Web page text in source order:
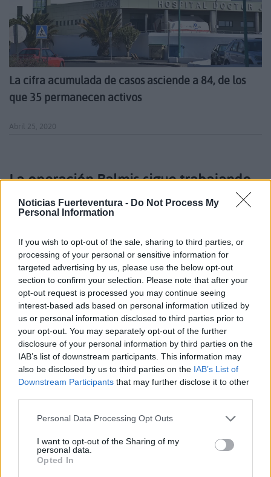
Noticias Fuerteventura - Do Not Process My
Personal Information
If you wish to opt-out of the sale, sharing to third parties, or
processing of your personal or sensitive information for
targeted advertising by us, please use the below opt-out
section to confirm your selection. Please note that after your
opt-out request is processed you may continue seeing
interest-based ads based on personal information utilized by
us or personal information disclosed to third parties prior to
your opt-out. You may separately opt-out of the further
disclosure of your personal information by third parties on the
IAB’s list of downstream participants. This information may
also be disclosed by us to third parties on the IAB’s List of
Downstream Participants that may further disclose it to other
Personal Data Processing Opt Outs
I want to opt-out of the Sharing of my
personal data.
Opted In
La cifra acumulada de casos asciende a 84, de los
que 35 permanecen activos
Abril 25, 2020
La operación Balmis sigue trabajando
en Canarias
El Mando de Canarias y el resto de unidades del
Ejército de Tierra de las islas no han cesado en el
desarrollo de distintas labores en apoyo a la lucha
contra la plaga
Abril 24, 2020